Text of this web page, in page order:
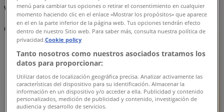
Vi är på väg att publicera erbjudanden från Swedbank
Reklam
menú para cambiar tus opciones o retirar el consentimiento en cualquier
momento haciendo clic en el enlace «Mostrar los propósitos» que aparece
en el en la parte inferior de la página web. Tus opciones tendrán efecto
dentro de nuestro Sitio web. Para saber más, consulta nuestra política de
privacidad.Cookie policy
Tanto nosotros como nuestros asociados tratamos los
datos para proporcionar:
Utilizar datos de localización geográfica precisa. Analizar activamente las
características del dispositivo para su identificación. Almacenar la
información en un dispositivo y/o acceder a ella. Publicidad y contenido
personalizados, medición de publicidad y contenido, investigación de
audiencia y desarrollo de servicios.